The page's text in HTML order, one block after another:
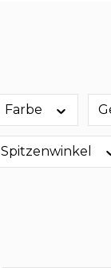
Farbe
Spitzenwinkel